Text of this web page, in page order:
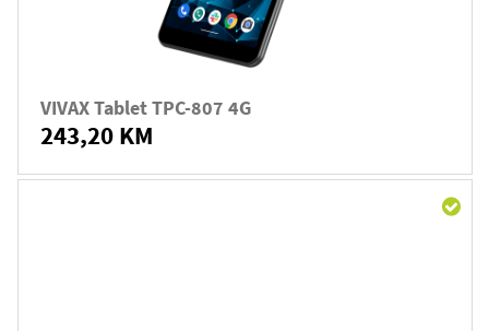
VIVAX Tablet TPC-807 4G
243,20 KM